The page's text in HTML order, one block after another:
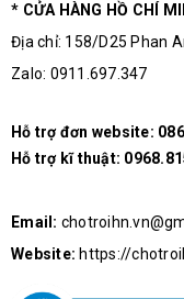
* CỬA HÀNG HỒ CHÍ
Địa chỉ: 158/D25 Phan
Zalo: 0911.697.347
Hỗ trợ đơn website:
Hỗ trợ kĩ thuật:
Email:
Website: https://